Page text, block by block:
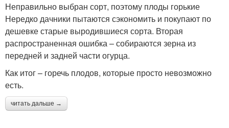
Неправильно выбран сорт, поэтому плоды горькие
Нередко дачники пытаются сэкономить и покупают по
дешевке старые выродившиеся сорта. Вторая
распространенная ошибка – собираются зерна из
передней и задней части огурца.
Как итог – горечь плодов, которые просто невозможно
есть.
читать дальше →